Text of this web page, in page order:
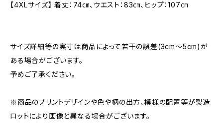
【4XLサイズ】 着丈：74㎝、ウエスト：83㎝、ヒップ：107㎝
サイズ詳細等の実寸は商品によって若干の誤差(3cm〜5cm)が
ある場合がございます。
予めご了承ください。
※商品のプリントデザインや色や柄の出方、模様の配置等が製造
ロットにより画像と異なる場合がございます。